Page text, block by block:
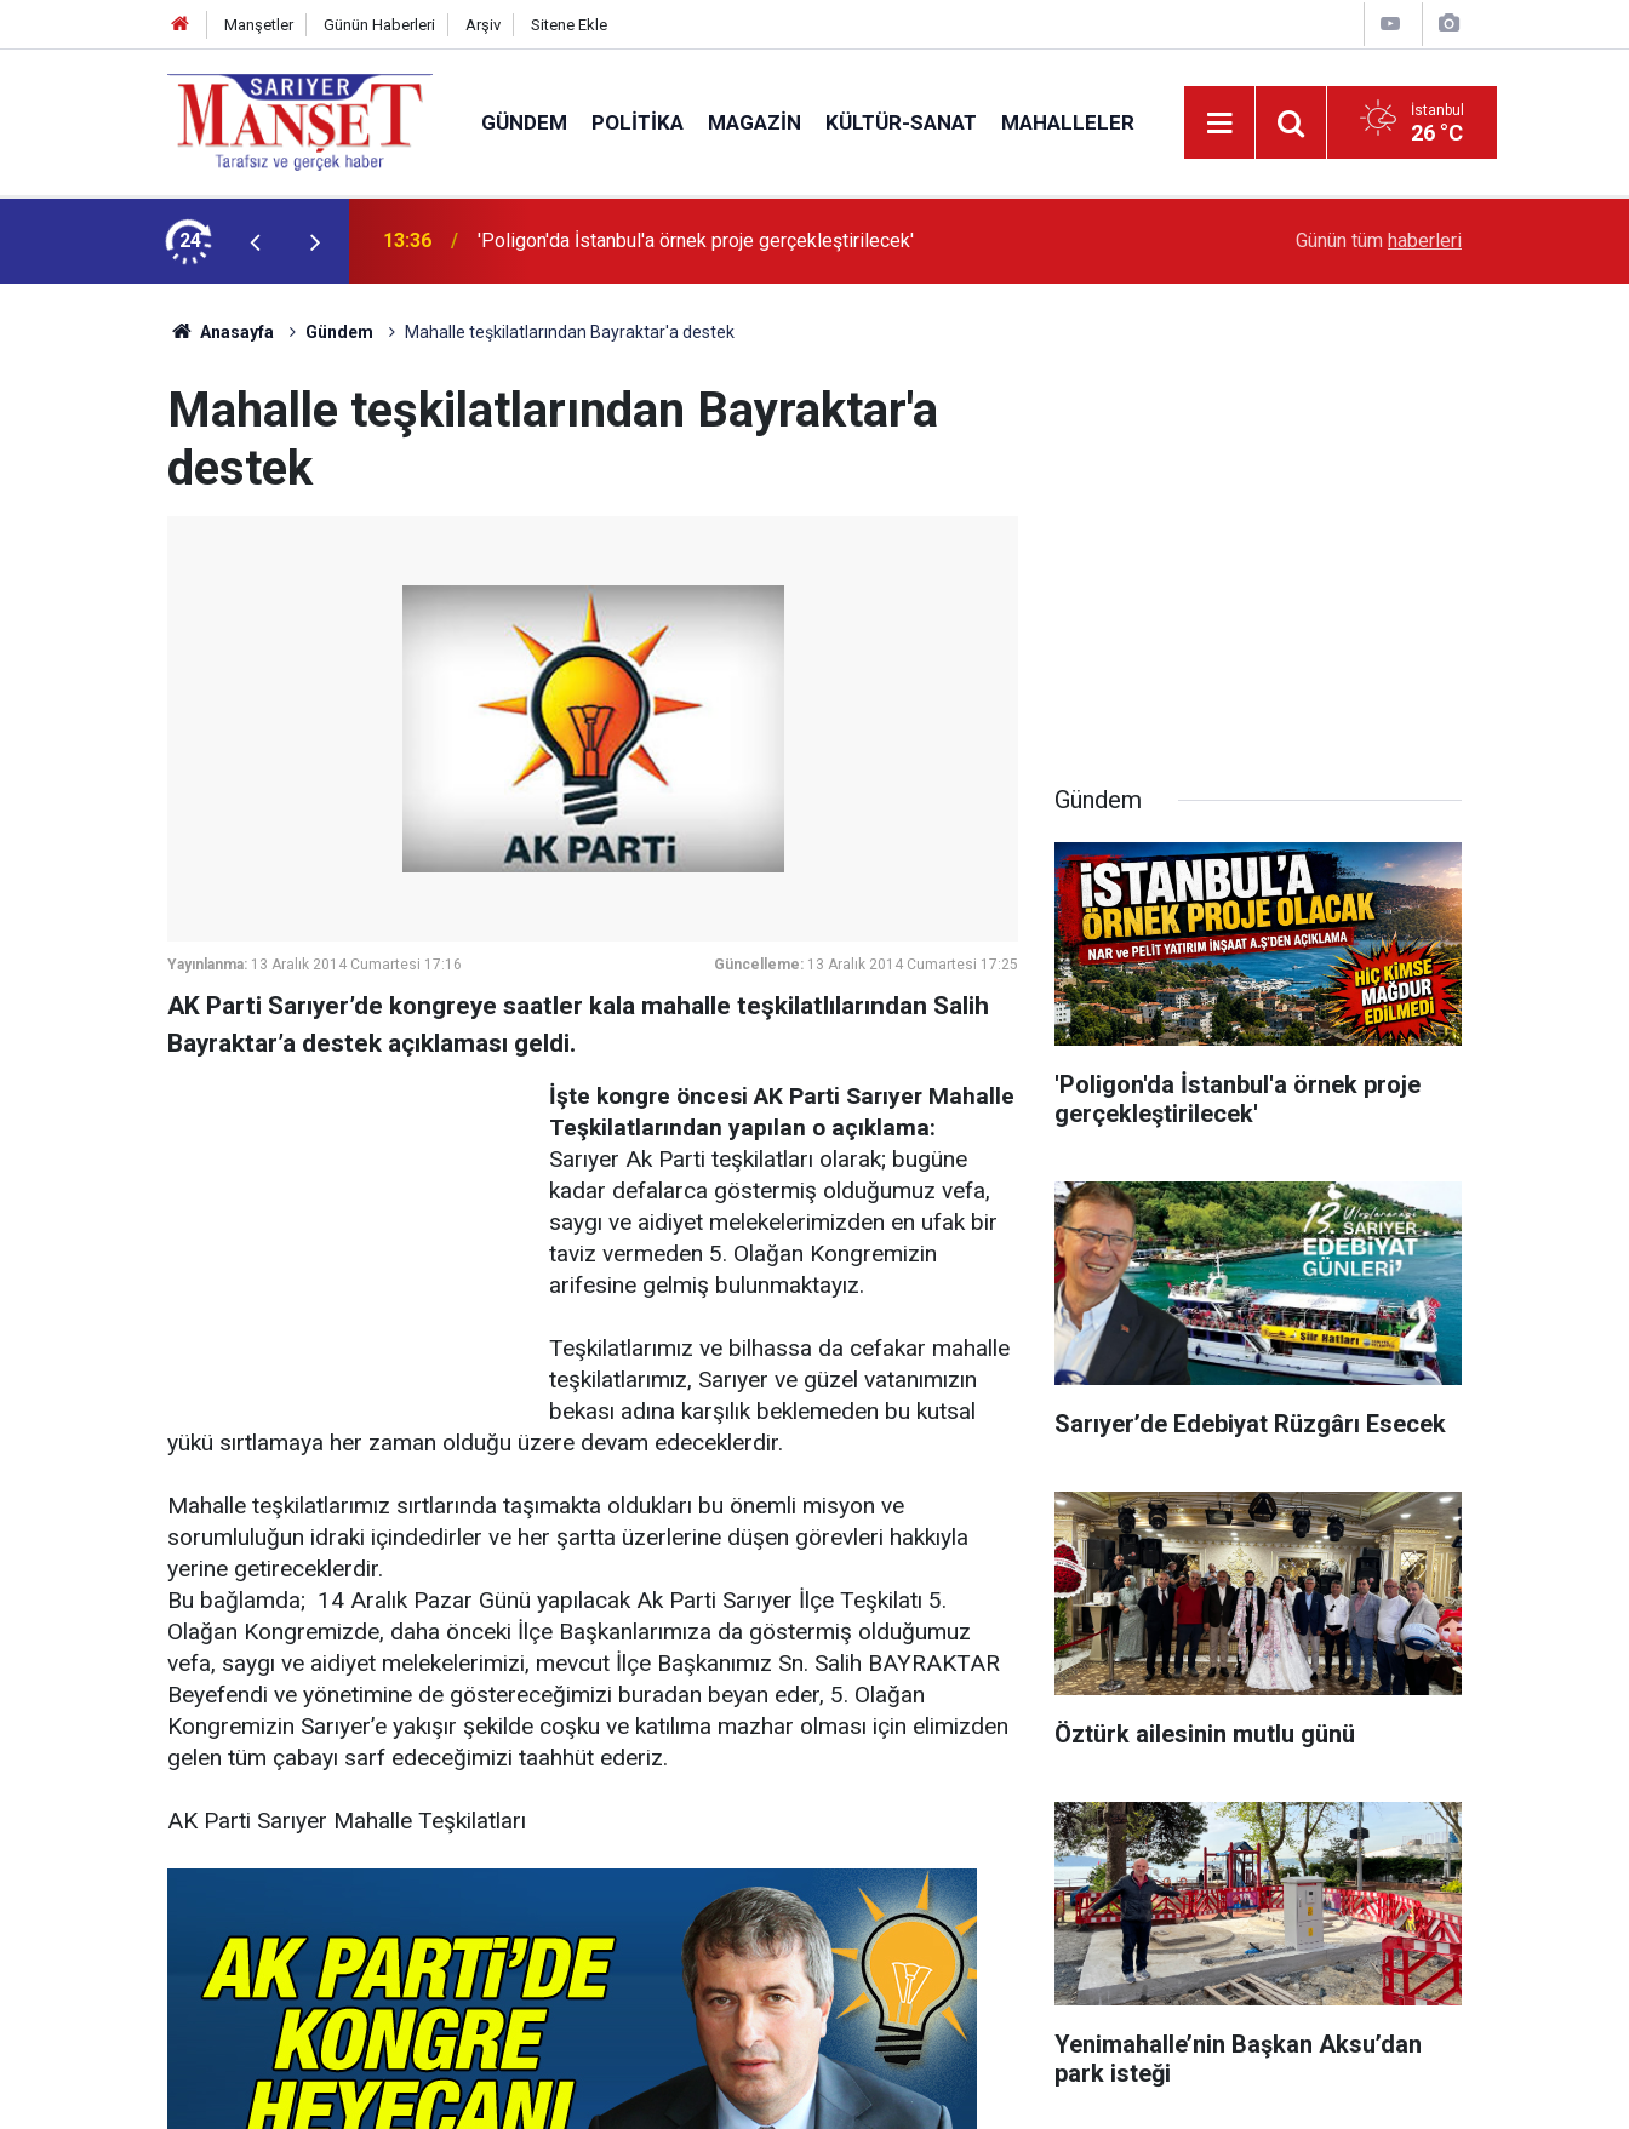
Manşetler Günün Haberleri Arşiv Sitene Ekle
GÜNDEM POLITIKA MAGAZIN KÜLTÜR-SANAT MAHALLELER İstanbul
26 °C
24 13:36 'Poligon'da İstanbul'a örnek proje gerçekleştirilecek' Sarıyer’de Edebiyat Rüzgârı Esecek
Günün tüm haberleri
Anasayfa Gündem Mahalle teşkilatlarından Bayraktar'a destek
Mahalle teşkilatlarından Bayraktar'a
destek
Yayınlanma: 13 Aralık 2014 Cumartesi 17:16 Güncelleme: 13 Aralık 2014 Cumartesi 17:25
AK Parti Sarıyer’de kongreye saatler kala mahalle teşkilatlılarından Salih
Bayraktar’a destek açıklaması geldi.
İşte kongre öncesi AK Parti Sarıyer Mahalle
Teşkilatlarından yapılan o açıklama:
Sarıyer Ak Parti teşkilatları olarak; bugüne
kadar defalarca göstermiş olduğumuz vefa,
saygı ve aidiyet melekelerimizden en ufak bir
taviz vermeden 5. Olağan Kongremizin
arifesine gelmiş bulunmaktayız.
Teşkilatlarımız ve bilhassa da cefakar mahalle
teşkilatlarımız, Sarıyer ve güzel vatanımızın
bekası adına karşılık beklemeden bu kutsal
yükü sırtlamaya her zaman olduğu üzere devam edeceklerdir.
Mahalle teşkilatlarımız sırtlarında taşımakta oldukları bu önemli misyon ve
sorumluluğun idraki içindedirler ve her şartta üzerlerine düşen görevleri hakkıyla
yerine getireceklerdir.
Bu bağlamda; 14 Aralık Pazar Günü yapılacak Ak Parti Sarıyer İlçe Teşkilatı 5.
Olağan Kongremizde, daha önceki İlçe Başkanlarımıza da göstermiş olduğumuz
vefa, saygı ve aidiyet melekelerimizi, mevcut İlçe Başkanımız Sn. Salih BAYRAKTAR
Beyefendi ve yönetimine de göstereceğimizi buradan beyan eder, 5. Olağan
Kongremizin Sarıyer’e yakışır şekilde coşku ve katılıma mazhar olması için elimizden
gelen tüm çabayı sarf edeceğimizi taahhüt ederiz.
AK Parti Sarıyer Mahalle Teşkilatları
Gündem
'Poligon'da İstanbul'a örnek proje
gerçekleştirilecek'
Sarıyer’de Edebiyat Rüzgârı Esecek
Öztürk ailesinin mutlu günü
Yenimahalle’nin Başkan Aksu’dan
park isteği